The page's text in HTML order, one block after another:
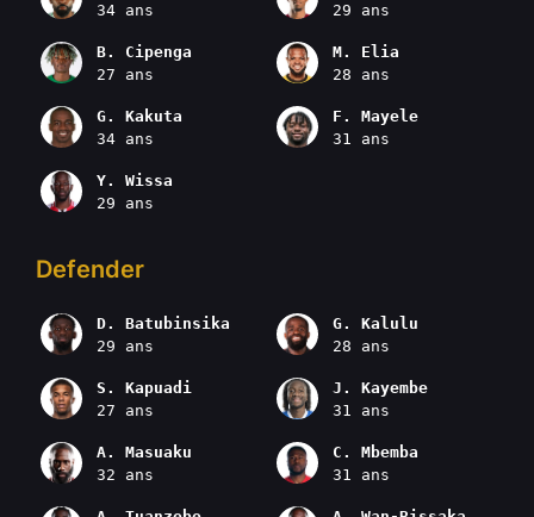
34 ans
29 ans
B. Cipenga
27 ans
M. Elia
28 ans
G. Kakuta
34 ans
F. Mayele
31 ans
Y. Wissa
29 ans
Defender
D. Batubinsika
29 ans
G. Kalulu
28 ans
S. Kapuadi
27 ans
J. Kayembe
31 ans
A. Masuaku
32 ans
C. Mbemba
31 ans